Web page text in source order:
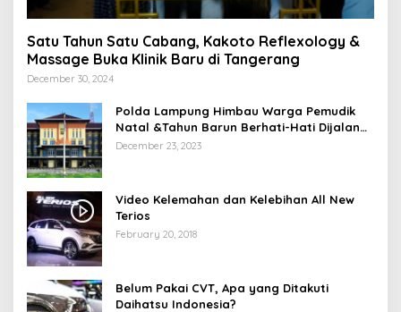
Satu Tahun Satu Cabang, Kakoto Reflexology &
Massage Buka Klinik Baru di Tangerang
December 30, 2024
Polda Lampung Himbau Warga Pemudik
Natal &Tahun Barun Berhati-Hati Dijalan
Saat Melintas di -Titik Rawan Kecelakaan
December 23, 2023
Video Kelemahan dan Kelebihan All New
Terios
February 20, 2018
Belum Pakai CVT, Apa yang Ditakuti
Daihatsu Indonesia?